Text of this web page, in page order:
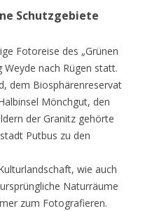
Schutzgebiete
Fotoreise des „Grünen
Weyde nach Rügen statt.
dem Biosphärenreservat
Mönchgut, den
der Granitz gehörte
Putbus zu den
wie auch
Naturräume
zum Fotografieren.